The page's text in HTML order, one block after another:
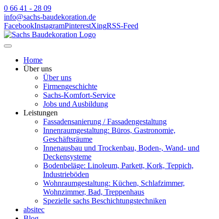
0 66 41 - 28 09
info@sachs-baudekoration.de
FacebookInstagramPinterestXingRSS-Feed
Home
Über uns
Über uns
Firmengeschichte
Sachs-Komfort-Service
Jobs und Ausbildung
Leistungen
Fassadensanierung / Fassadengestaltung
Innenraumgestaltung: Büros, Gastronomie,
Geschäftsräume
Innenausbau und Trockenbau, Boden-, Wand- und
Deckensysteme
Bodenbeläge: Linoleum, Parkett, Kork, Teppich,
Industrieböden
Wohnraumgestaltung: Küchen, Schlafzimmer,
Wohnzimmer, Bad, Treppenhaus
Spezielle sachs Beschichtungstechniken
absitec